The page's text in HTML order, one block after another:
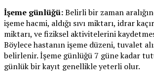
İşeme günlüğü:Belirli bir zaman
işeme hacmi, aldığı sıvı miktarı, idrar
miktarı, ve fiziksel aktivitelerini
Böylece hastanın işeme düzeni, tuvalet
belirlenir. İşeme günlüğü 7 güne kadar
günlük bir kayıt genellikle yeterli olur.